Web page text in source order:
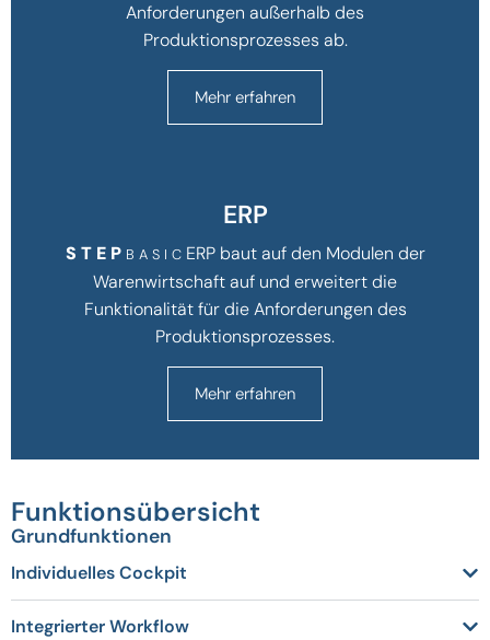
Anforderungen außerhalb des
Produktionsprozesses ab.
Mehr erfahren
ERP
STEP BASICERP baut auf den Modulen der
Warenwirtschaft auf und erweitert die
Funktionalität für die Anforderungen des
Produktionsprozesses.
Mehr erfahren
Funktions­übersicht
Grundfunktionen
Individuelles Cockpit
Integrierter Workflow